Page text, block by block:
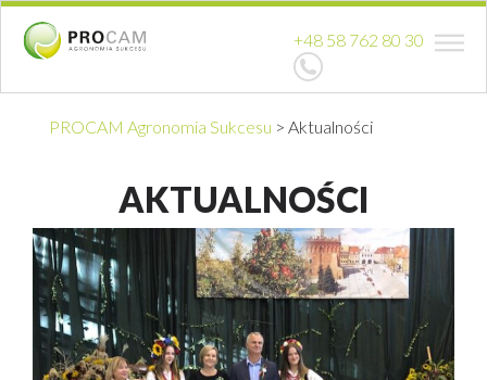
+48 58 762 80 30
PROCAM Agronomia Sukcesu > Aktualności
AKTUALNOŚCI